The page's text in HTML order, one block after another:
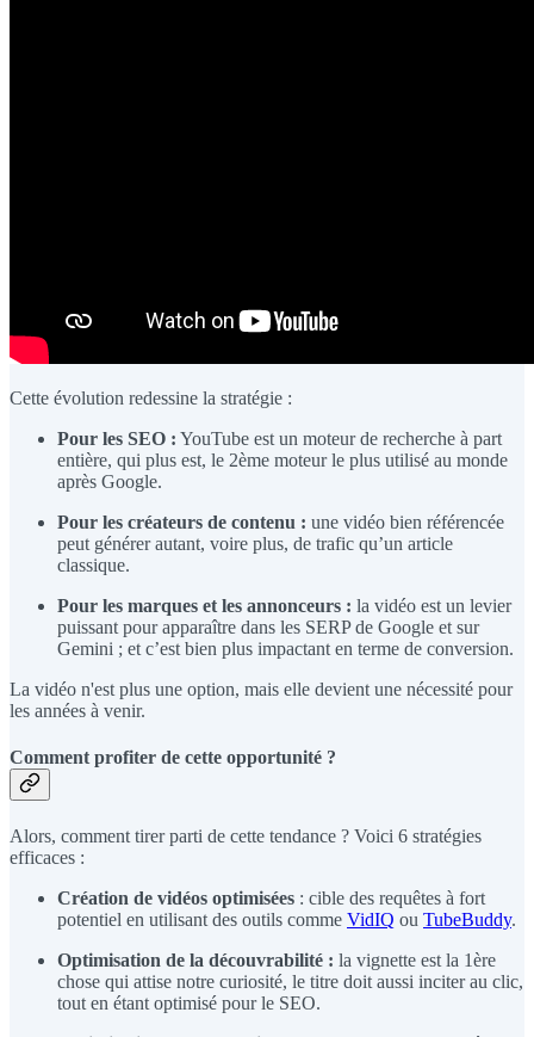
Cette évolution redessine la stratégie :
Pour les SEO : YouTube est un moteur de recherche à part
entière, qui plus est, le 2ème moteur le plus utilisé au monde
après Google.
Pour les créateurs de contenu : une vidéo bien référencée
peut générer autant, voire plus, de trafic qu’un article
classique.
Pour les marques et les annonceurs : la vidéo est un levier
puissant pour apparaître dans les SERP de Google et sur
Gemini ; et c’est bien plus impactant en terme de conversion.
La vidéo n'est plus une option, mais elle devient une nécessité pour
les années à venir.
Comment profiter de cette opportunité ?
Alors, comment tirer parti de cette tendance ? Voici 6 stratégies
efficaces :
Création de vidéos optimisées : cible des requêtes à fort
potentiel en utilisant des outils comme VidIQ ou TubeBuddy.
Optimisation de la découvrabilité : la vignette est la 1ère
chose qui attise notre curiosité, le titre doit aussi inciter au clic,
tout en étant optimisé pour le SEO.